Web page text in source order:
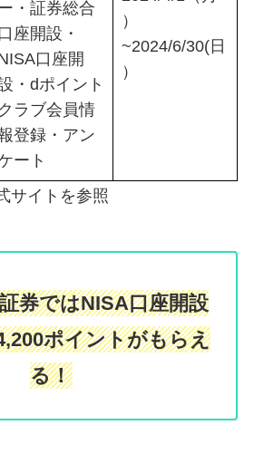
・証券総合
口座開設・
口座開
・dポイント
クラブ会員情
登録・アン
ート
）
~2024/6/30(日
）
サイトを参照
券ではNISA口座開設
ポイントがもらえ
る！